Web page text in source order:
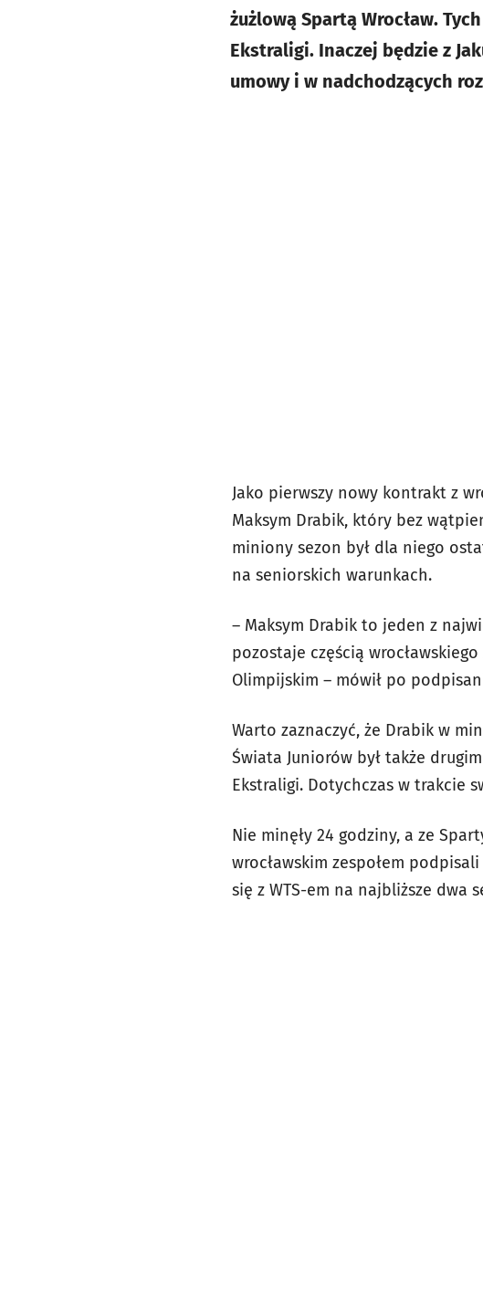
żużlową Spartą Wrocław.
Ekstraligi. Inaczej będzie z
umowy i w nadchodzących
Jako pierwszy nowy kontrakt z
Maksym Drabik, który bez
miniony sezon był dla niego
na seniorskich warunkach.
– Maksym Drabik to jeden z
pozostaje częścią
Olimpijskim – mówił po
Warto zaznaczyć, że Drabik w
Świata Juniorów był także
Ekstraligi. Dotychczas w trakcie
Nie minęły 24 godziny, a ze
wrocławskim zespołem
się z WTS-em na najbliższe dwa